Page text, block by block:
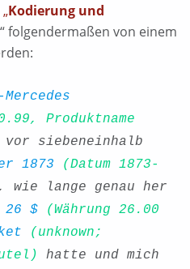
„Kodierung und
“ folgendermaßen von einem
Produktname
siebeneinhalb
1873
(Datum 1873-
wie lange genau her
26 $
(Währung 26.00
(unknown;
hatte und mich